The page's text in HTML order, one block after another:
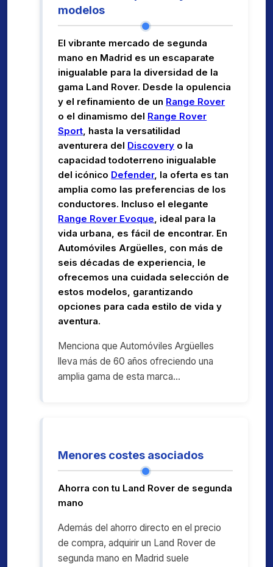
modelos
El vibrante mercado de segunda
mano en Madrid es un escaparate
inigualable para la diversidad de la
gama Land Rover. Desde la opulencia
y el refinamiento de un Range Rover
o el dinamismo del Range Rover
Sport, hasta la versatilidad
aventurera del Discovery o la
capacidad todoterreno inigualable
del icónico Defender, la oferta es tan
amplia como las preferencias de los
conductores. Incluso el elegante
Range Rover Evoque, ideal para la
vida urbana, es fácil de encontrar. En
Automóviles Argüelles, con más de
seis décadas de experiencia, le
ofrecemos una cuidada selección de
estos modelos, garantizando
opciones para cada estilo de vida y
aventura.
Menciona que Automóviles Argüelles
lleva más de 60 años ofreciendo una
amplia gama de esta marca...
Menores costes asociados
Ahorra con tu Land Rover de segunda
mano
Además del ahorro directo en el precio
de compra, adquirir un Land Rover de
segunda mano en Madrid suele